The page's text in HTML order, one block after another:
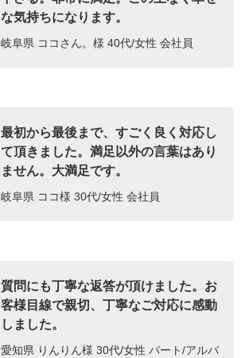
な気持ちになります。
岐阜県 ココさん。様 40代/女性 会社員
最初から最後まで、すごく良く対応し
て頂きました。満足以外の言葉はあり
ません。大満足です。
岐阜県 ココ様 30代/女性 会社員
質問にも丁寧な返答が頂けました。お
客様目線で親切、丁寧なご対応に感動
しました。
愛知県 りんりん様 30代/女性 パート/アルバ